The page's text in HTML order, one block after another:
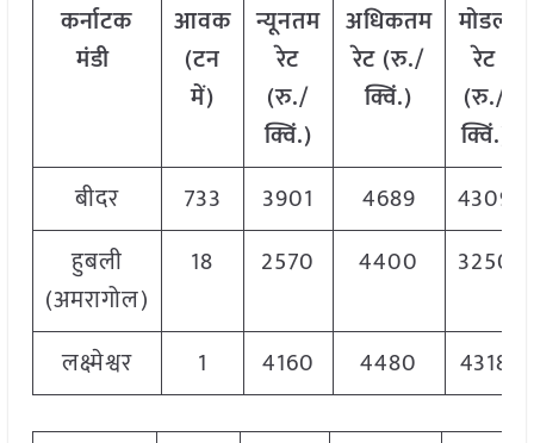
कर्नाटक
मंडी
आवक
(टन
में)
न्यूनतम
रेट
(रु./
क्विं.)
अधिकतम
रेट (रु./
क्विं.)
मोडल
रेट
(रु./
क्विं.)
बीदर
733 3901 4689
4309
हुबली
(अमरागोल)
18 2570 4400 3250
लक्ष्मेश्वर 1 4160 4480 4318